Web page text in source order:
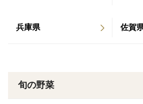
兵庫県 佐賀
旬の野菜